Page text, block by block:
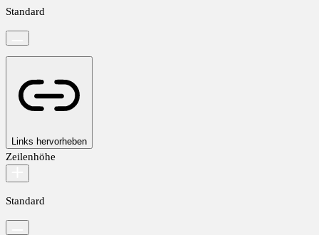
Standard
Links hervorheben
Zeilenhöhe
Standard